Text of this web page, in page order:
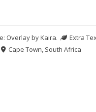
Overlay byKaira.
Extra
Cape Town, South Africa